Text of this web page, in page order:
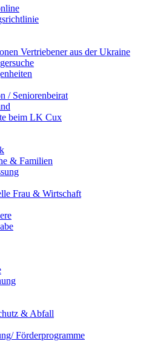
Vertriebener aus der Ukraine
/ Seniorenbeirat
beim LK Cux
& Familien
Frau & Wirtschaft
& Abfall
Förderprogramme